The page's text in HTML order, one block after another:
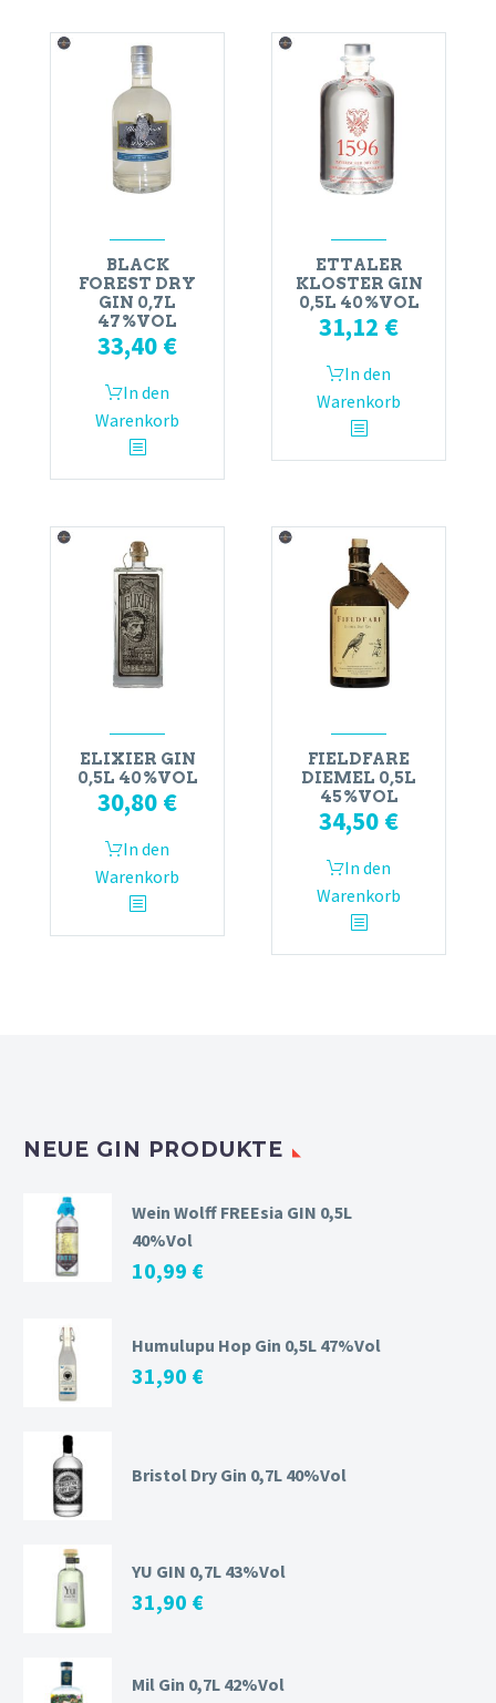
BLACK
FOREST DRY
GIN 0,7L
47%VOL
33,40 €
In den
Warenkorb
ETTALER
KLOSTER GIN
0,5L 40%VOL
31,12 €
In den
Warenkorb
ELIXIER GIN
0,5L 40%VOL
30,80 €
In den
Warenkorb
FIELDFARE
DIEMEL 0,5L
45%VOL
34,50 €
In den
Warenkorb
NEUE GIN PRODUKTE
Wein Wolff FREEsia GIN 0,5L
40%Vol
10,99 €
Humulupu Hop Gin 0,5L 47%Vol
31,90 €
Bristol Dry Gin 0,7L 40%Vol
YU GIN 0,7L 43%Vol
31,90 €
Mil Gin 0,7L 42%Vol